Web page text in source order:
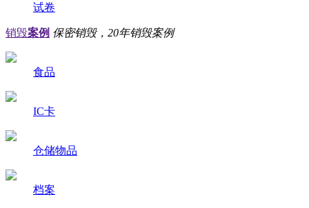
试卷
销毁案例 保密销毁，20年销毁案例
食品
IC卡
仓储物品
档案